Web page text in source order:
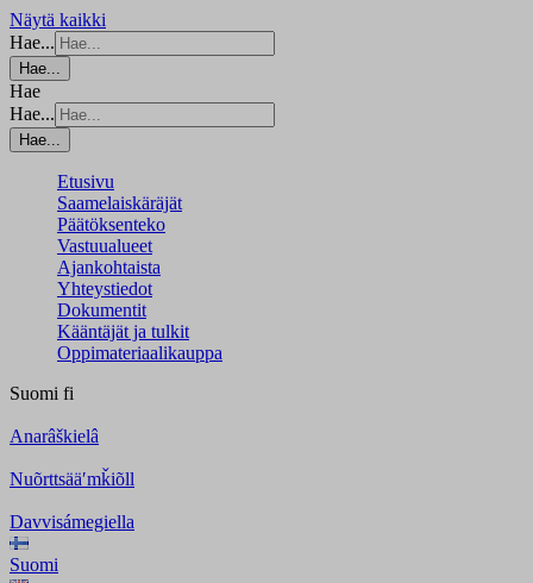
Näytä kaikki
Hae...
Hae...
Hae
Hae...
Hae...
Etusivu
Saamelaiskäräjät
Päätöksenteko
Vastuualueet
Ajankohtaista
Yhteystiedot
Dokumentit
Kääntäjät ja tulkit
Oppimateriaalikauppa
Suomi fi
Anarâškielâ
Nuõrttsääʹmǩiõll
Davvisámegiella
Suomi